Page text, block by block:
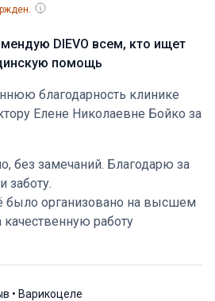
DIEVO всем, кто ищет
помощь
благодарность клинике
Елене Николаевне Бойко за
и заботу.
восстановления. Я
"ДИЕВО" всем, кто ищет
обслуживание.
без замечаний. Благодарю за
заботу.
было организовано на высшем
качественную работу
• Варикоцеле